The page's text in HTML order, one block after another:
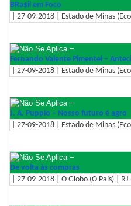
BRa$il em Foco
| 27-09-2018 | Estado de Minas
–
Fernando Valente Pimentel –
| 27-09-2018 | Estado de Minas
–
J. A. Puppio – Nosso futuro é agro
| 27-09-2018 | Estado de Minas
–
De volta às compras
| 27-09-2018 | O Globo (O País) | RJ